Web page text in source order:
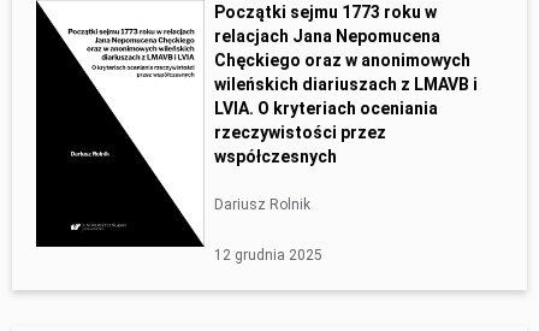
Początki sejmu 1773 roku w
relacjach Jana Nepomucena
Chęckiego oraz w anonimowych
wileńskich diariuszach z LMAVB i
LVIA. O kryteriach oceniania
rzeczywistości przez
współczesnych
Dariusz Rolnik
12 grudnia 2025